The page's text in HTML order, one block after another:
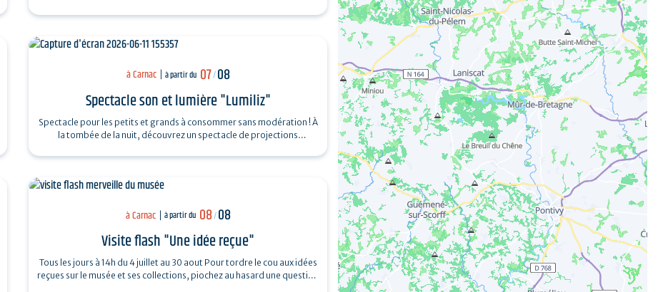
à Carnac à partir du 07/ 08
Spectacle son et lumière "Lumiliz"
Spectacle pour les petits et grands à consommer sans modération ! À
la tombée de la nuit, découvrez un spectacle de projections
à Carnac à partir du 08/ 08
Visite flash "Une idée reçue"
Tous les jours à 14h du 4 juillet au 30 aout Pour tordre le cou aux idées
reçues sur le musée et ses collections, piochez au hasard une question